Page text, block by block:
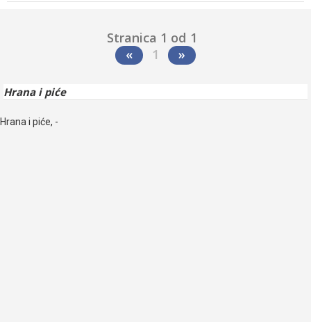
Stranica 1 od 1
«
1 »
Hrana i piće
Hrana i piće, -